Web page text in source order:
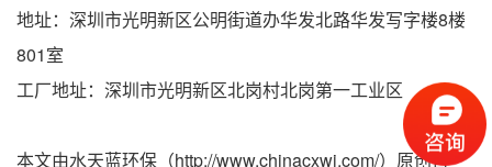
地址：深圳市光明新区公明街道办华发北路华发写字楼8楼
801室
工厂地址：深圳市光明新区北岗村北岗第一工业区
本文由水天蓝环保（http://www.chinacxwj.com/）原创首